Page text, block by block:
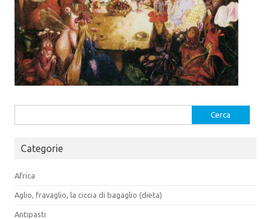
per:
Categorie
Africa
Aglio, fravaglio, la ciccia di bagaglio (dieta)
Antipasti